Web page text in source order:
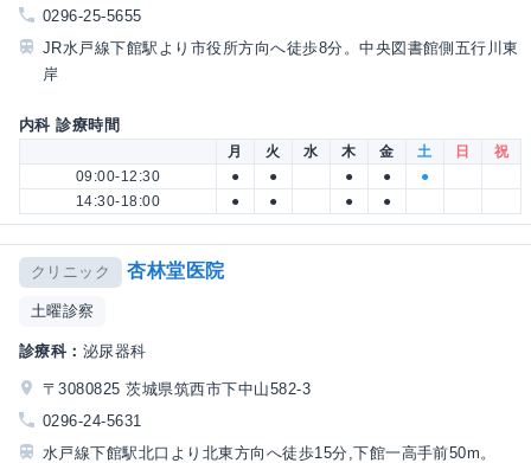
0296-25-5655
JR水戸線下館駅より市役所方向へ徒歩8分。中央図書館側五行川東
岸
内科 診療時間
月 火 水 木 金 土 日
祝
09:00-12:30
● ● ● ●
●
14:30-18:00
● ● ● ●
クリニック 杏林堂医院
土曜診察
診療科： 泌尿器科
〒3080825 茨城県筑西市下中山582-3
0296-24-5631
水戸線下館駅北口より北東方向へ徒歩15分,下館一高手前50m。